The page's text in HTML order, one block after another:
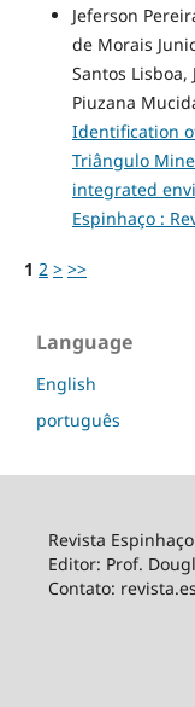
Jeferson
de Morais
Santos Lisboa,
Piuzana
Identification
Triângulo
integrated
Espinhaço :
1 2 > >>
Language
English
português
Revista
Editor: Prof.
Contato: